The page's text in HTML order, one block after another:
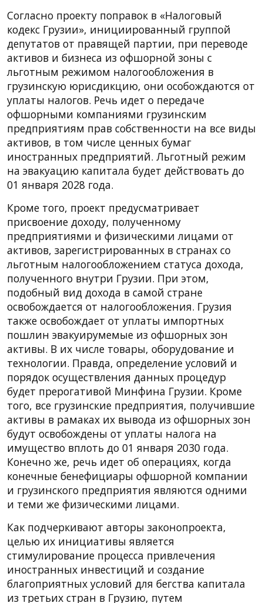
Согласно проекту поправок в «Налоговый
кодекс Грузии», инициированный группой
депутатов от правящей партии, при переводе
активов и бизнеса из офшорной зоны с
льготным режимом налогообложения в
грузинскую юрисдикцию, они особождаются от
уплаты налогов. Речь идет о передаче
офшорными компаниями грузинским
предприятиям прав собственности на все виды
активов, в том числе ценных бумаг
иностранных предприятий. Льготный режим
на эвакуацию капитала будет действовать до
01 января 2028 года.
Кроме того, проект предусматривает
присвоение доходу, полученному
предприятиями и физическими лицами от
активов, зарегистрированных в странах со
льготным налогообложением статуса дохода,
полученного внутри Грузии. При этом,
подобный вид дохода в самой стране
освобождается от налогообложения. Грузия
также освобождает от уплаты импортных
пошлин эвакуирумемые из офшорных зон
активы. В их числе товары, оборудование и
технологии. Правда, определение условий и
порядок осуществления данных процедур
будет прерогативой Минфина Грузии. Кроме
того, все грузинские предприятия, получившие
активы в рамаках их вывода из офшорных зон
будут освобождены от уплаты налога на
имущество вплоть до 01 января 2030 года.
Конечно же, речь идет об операциях, когда
конечные бенефициары офшорной компании
и грузинского предприятия являются одними
и теми же физическими лицами.
Как подчеркивают авторы законопроекта,
целью их инициативы является
стимулирование процесса привлечения
иностранных инвестиций и создание
благоприятных условий для бегства капитала
из третьих стран в Грузию, путем